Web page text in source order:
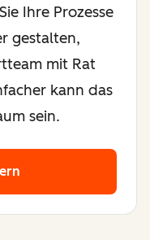
Ihre Prozesse
gestalten,
mit Rat
kann das
sein.